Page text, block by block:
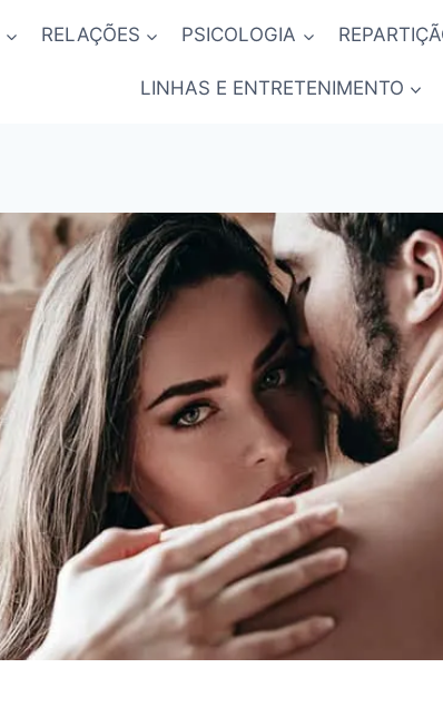
RELAÇÕES PSICOLOGIA
LINHAS E ENTRETENIMENTO